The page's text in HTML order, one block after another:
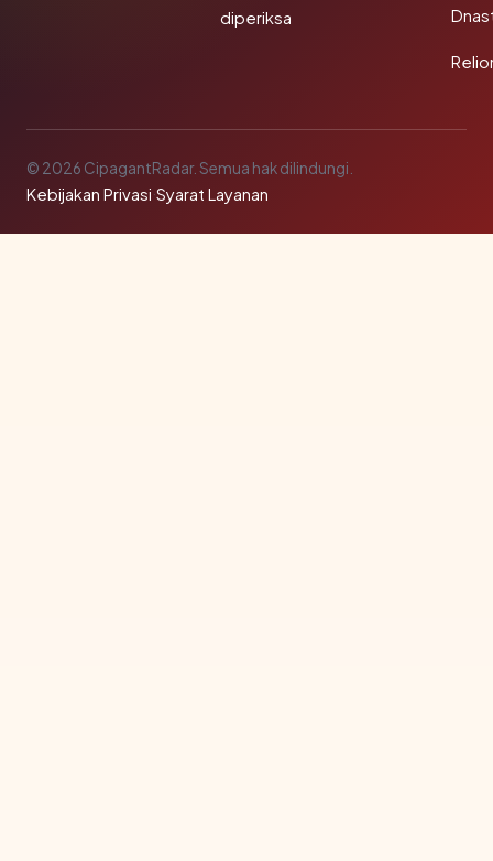
diperiksa
© 2026 CipagantRadar. Semua hak dilindungi.
Kebijakan Privasi·Syarat Layanan